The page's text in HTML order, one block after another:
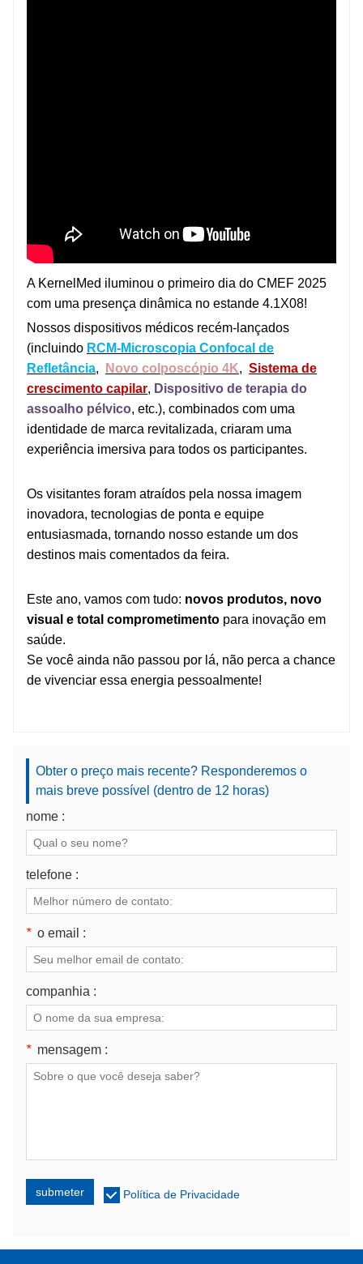
A KernelMed iluminou o primeiro dia do CMEF 2025
com uma presença dinâmica no estande 4.1X08!
Nossos dispositivos médicos recém-lançados
(incluindo RCM-Microscopia Confocal de
Refletância, Novo colposcópio 4K, Sistema de
crescimento capilar, Dispositivo de terapia do
assoalho pélvico, etc.), combinados com uma
identidade de marca revitalizada, criaram uma
experiência imersiva para todos os participantes.
Os visitantes foram atraídos pela nossa imagem
inovadora, tecnologias de ponta e equipe
entusiasmada, tornando nosso estande um dos
destinos mais comentados da feira.
Este ano, vamos com tudo: novos produtos, novo
visual e total comprometimento para inovação em
saúde.
Se você ainda não passou por lá, não perca a chance
de vivenciar essa energia pessoalmente!
Obter o preço mais recente? Responderemos o
mais breve possível (dentro de 12 horas)
nome :
telefone :
* o email :
companhia :
* mensagem :
submeter Política de Privacidade